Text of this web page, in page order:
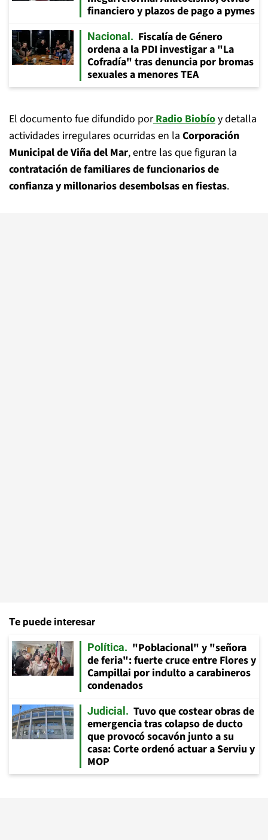
financiero y plazos de pago a pymes
Nacional
Fiscalía de Género
ordena a la PDI investigar a "La
Cofradía" tras denuncia por bromas
sexuales a menores TEA
El documento fue difundido porRadio Biobíoy detalla
actividades irregulares ocurridas en la Corporación
Municipal de Viña del Mar, entre las que figuran la
contratación de familiares de funcionarios de
confianza y millonarios desembolsas en fiestas.
Te puede interesar
Política
"Poblacional" y "señora
de feria": fuerte cruce entre Flores y
Campillai por indulto a carabineros
condenados
Judicial
Tuvo que costear obras de
emergencia tras colapso de ducto
que provocó socavón junto a su
casa: Corte ordenó actuar a Serviu y
MOP